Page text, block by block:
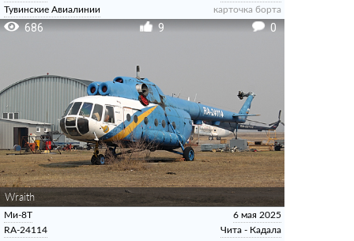
Тувинские Авиалинии
карточка борта
686 9 0
Wraith
Ми-8Т
RA-24114
6 мая 2025
Чита - Кадала